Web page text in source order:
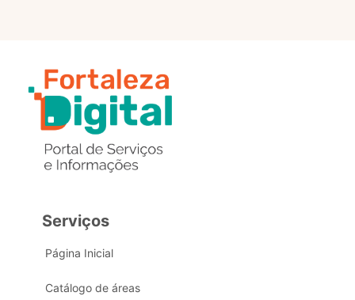
Serviços
Página Inicial
Catálogo de áreas